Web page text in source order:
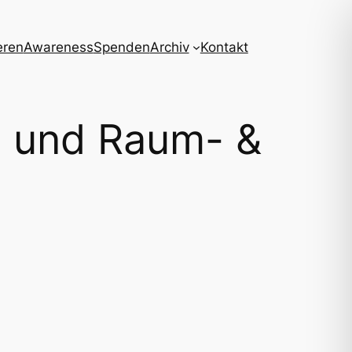
AwarenessSpendenArchiv Kontakt
Raum- &